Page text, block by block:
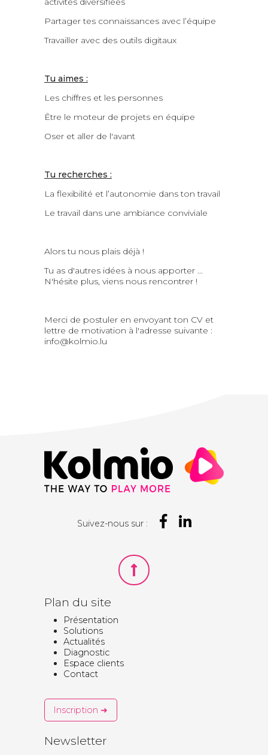
Partager tes connaissances avec l’équipe
Travailler avec des outils digitaux
Tu aimes :
Les chiffres et les personnes
Être le moteur de projets en équipe
Oser et aller de l'avant
Tu recherches :
La flexibilité et l’autonomie dans ton travail
Le travail dans une ambiance conviviale
Alors tu nous plais déjà !
Tu as d'autres idées à nous apporter ...
N'hésite plus, viens nous rencontrer !
Merci de postuler en envoyant ton CV et
lettre de motivation à l'adresse suivante :
info@kolmio.lu
Suivez-nous sur :
Plan du site
Présentation
Solutions
Actualités
Diagnostic
Espace clients
Contact
Inscription ➜
Newsletter